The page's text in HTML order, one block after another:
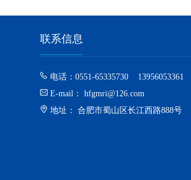
联系信息
电话：0551-65335730 13956053361
E-mail： hfgmri@126.com
地址： 合肥市蜀山区长江西路888号